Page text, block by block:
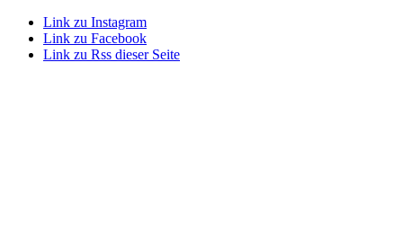
Link zu Instagram
Link zu Facebook
Link zu Rss dieser Seite